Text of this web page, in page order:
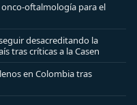
oftalmología para el
desacreditando la
tras críticas a la Casen
en Colombia tras